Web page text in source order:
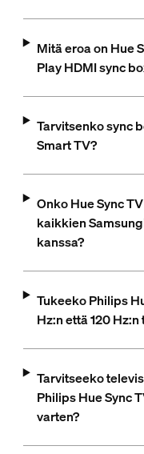
Mitä eroa on Hue
Play HDMI sync
Tarvitsenko sync
Smart TV?
Onko Hue Sync
kaikkien
kanssa?
Tukeeko Philips
Hz:n että 120
Tarvitseeko
Philips Hue Sync
varten?